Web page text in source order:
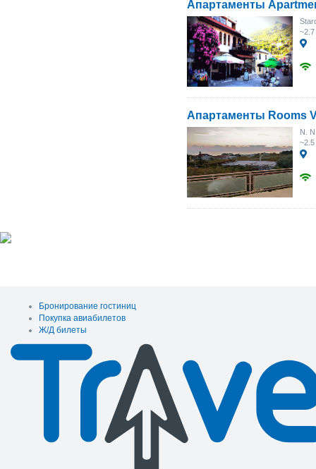
Апартаменты
Апартаменты Rooms
N.
Бронирование гостиниц
Покупка авиабилетов
Ж/Д билеты